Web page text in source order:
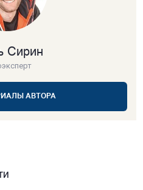
Сирин
АВТОРА